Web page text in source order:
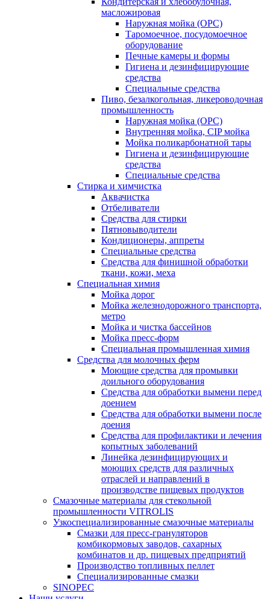
масложировая
Наружная мойка (ОРС)
Таромоечное, посудомоечное
оборудование
Печные камеры и формы
Гигиена и дезинфицирующие
средства
Специальные средства
Пиво, безалкогольная, ликероводочная
промышленность
Наружная мойка (ОРС)
Внутренняя мойка, CIP мойка
Мойка поликарбонатной тары
Гигиена и дезинфицирующие
средства
Специальные средства
Стирка и химчистка
Аквачистка
Отбеливатели
Средства для стирки
Пятновыводители
Кондиционеры, аппреты
Специальные средства
Средства для финишной обработки
ткани, кожи, меха
Специальная химия
Мойка дорог
Мойка железнодорожного транспорта,
метро
Мойка и чистка бассейнов
Мойка пресс-форм
Специальная промышленная химия
Средства для молочных ферм
Моющие средства для промывки
доильного оборудования
Средства для обработки вымени перед
доением
Средства для обработки вымени после
доения
Средства для профилактики и лечения
копытных заболеваний
Линейка дезинфицирующих и
моющих средств для различных
отраслей и направлений в
производстве пищевых продуктов
Смазочные материалы для стекольной
промышленности VITROLIS
Узкоспециализированные смазочные материалы
Смазки для пресс-грануляторов
комбикормовых заводов, сахарных
комбинатов и др. пищевых предприятий
Производство топливных пеллет
Специализированные смазки
SINOPEC